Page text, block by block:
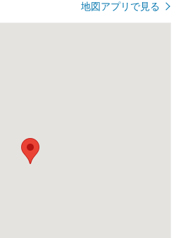
地図アプリで見る